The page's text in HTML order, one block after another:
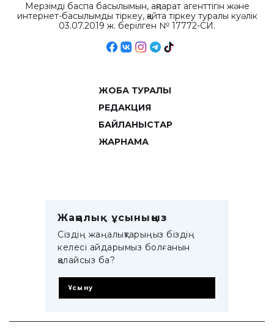
Мерзімді баспа басылымын, ақпарат агенттігін және
интернет-басылымды тіркеу, қайта тіркеу туралы куәлік
03.07.2019 ж. берілген № 17772-СИ.
ЖОБА ТУРАЛЫ
РЕДАКЦИЯ
БАЙЛАНЫСТАР
ЖАРНАМА
Жаңалық ұсыныңыз
Сіздің жаңалықтарыңыз біздің
келесі айдарымыз болғанын
қалайсыз ба?
Ұсыну